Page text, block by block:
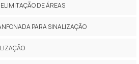
DE ÁREAS
PARA SINALIZAÇÃO